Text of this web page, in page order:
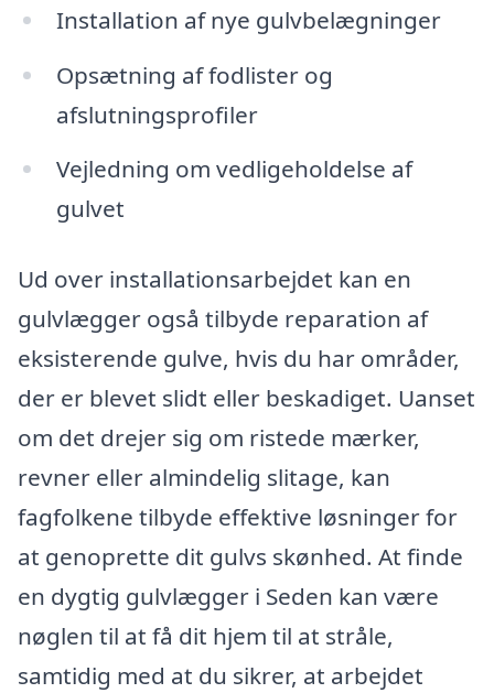
Installation af nye gulvbelægninger
Opsætning af fodlister og
afslutningsprofiler
Vejledning om vedligeholdelse af
gulvet
Ud over installationsarbejdet kan en
gulvlægger også tilbyde reparation af
eksisterende gulve, hvis du har områder,
der er blevet slidt eller beskadiget. Uanset
om det drejer sig om ristede mærker,
revner eller almindelig slitage, kan
fagfolkene tilbyde effektive løsninger for
at genoprette dit gulvs skønhed. At finde
en dygtig gulvlægger i Seden kan være
nøglen til at få dit hjem til at stråle,
samtidig med at du sikrer, at arbejdet